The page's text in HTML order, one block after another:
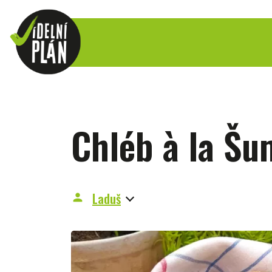
Chléb à la
person Laduš